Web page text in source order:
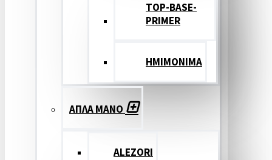
TOP-BASE-
PRIMER
ΗΜΙΜΟΝΙΜΑ
ΑΠΛΑ ΜΑΝΟ
ALEZORI